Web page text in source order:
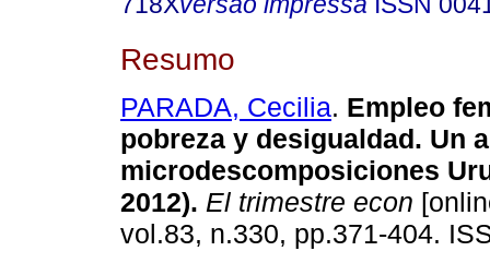
Resumo
PARADA, Cecilia. Empleo
pobreza y desigualdad. Un
microdescomposiciones
2012). El trimestre econ
vol.83, n.330, pp.371-404.